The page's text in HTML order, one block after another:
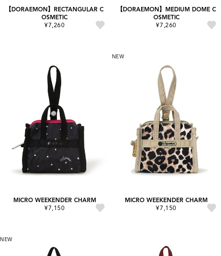
【DORAEMON】RECTANGULAR C
OSMETIC
¥7,260
【DORAEMON】MEDIUM DOME C
OSMETIC
¥7,260
MICRO WEEKENDER CHARM
¥7,150
NEW
MICRO WEEKENDER CHARM
¥7,150
NEW